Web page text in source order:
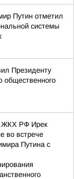
Путин отметил
системы
Президенту
общественного
ЖКХ РФ Ирек
во встрече
Путина с